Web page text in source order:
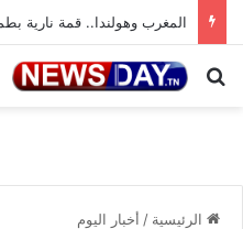
المغرب وهولندا.. قمة نارية
بحث عن
الرئيسية / أخبار اليوم